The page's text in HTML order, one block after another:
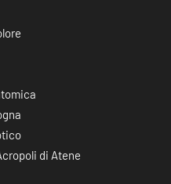
di Atene